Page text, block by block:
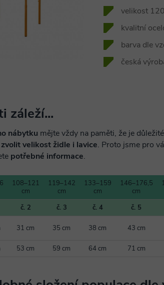
velikost
kvalitní
barva dle
česká
záleží...
nábytku mějte vždy na paměti, že je důležité
zvolit velikost židle i lavice. Proto jsme pro
potřebné informace.
108–121
cm
119–142
cm
133–159
cm
146–176,5
cm
č. 2 č. 3 č. 4 č. 5
31 cm 35 cm 38 cm 43 cm
53 cm 59 cm 64 cm 71 cm